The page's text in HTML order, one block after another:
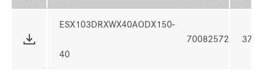
ESX103DRXWX40AODX150-
40
70082572 37